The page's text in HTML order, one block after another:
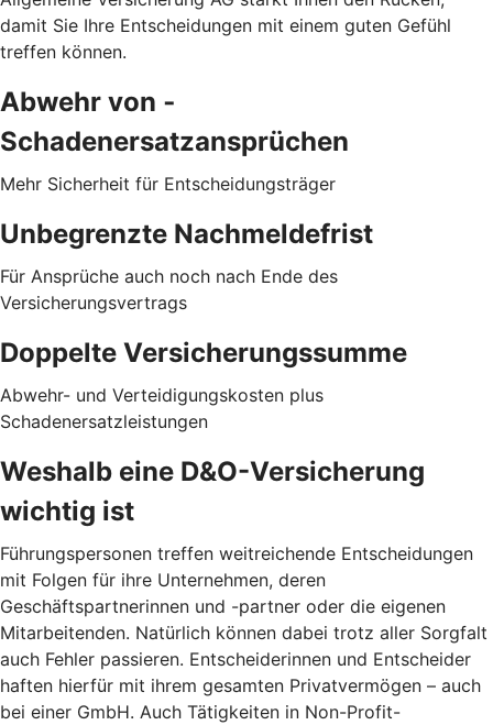
damit Sie Ihre Entscheidungen mit einem guten Gefühl
treffen können.
Abwehr von ­
Schadenersatzansprüchen
Mehr Sicherheit für Entscheidungsträger
Unbegrenzte Nachmeldefrist
Für Ansprüche auch noch nach Ende des
Versicherungsvertrags
Doppelte Versicherungssumme
Abwehr- und Verteidigungskosten plus
Schadenersatzleistungen
Weshalb eine D&O-Versicherung
wichtig ist
Führungspersonen treffen weitreichende Entscheidungen
mit Folgen für ihre Unternehmen, deren
Geschäftspartnerinnen und -partner oder die eigenen
Mitarbeitenden. Natürlich können dabei trotz aller Sorgfalt
auch Fehler passieren. Entscheiderinnen und Entscheider
haften hierfür mit ihrem gesamten Privatvermögen – auch
bei einer GmbH. Auch Tätigkeiten in Non-Profit-